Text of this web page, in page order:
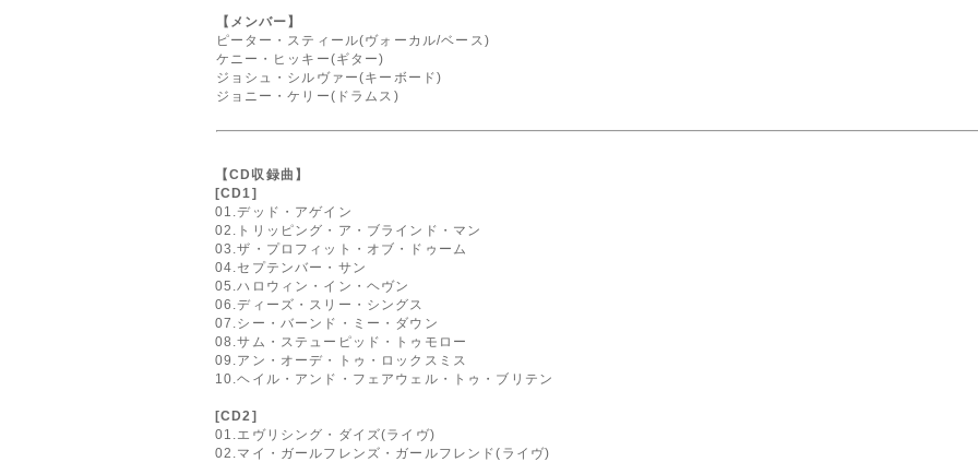
【メンバー】
ピーター・スティール(ヴォーカル/ベース)
ケニー・ヒッキー(ギター)
ジョシュ・シルヴァー(キーボード)
ジョニー・ケリー(ドラムス)
【CD収録曲】
[CD1]
01.デッド・アゲイン
02.トリッピング・ア・ブラインド・マン
03.ザ・プロフィット・オブ・ドゥーム
04.セプテンバー・サン
05.ハロウィン・イン・ヘヴン
06.ディーズ・スリー・シングス
07.シー・バーンド・ミー・ダウン
08.サム・ステューピッド・トゥモロー
09.アン・オーデ・トゥ・ロックスミス
10.ヘイル・アンド・フェアウェル・トゥ・ブリテン
[CD2]
01.エヴリシング・ダイズ(ライヴ)
02.マイ・ガールフレンズ・ガールフレンド(ライヴ)